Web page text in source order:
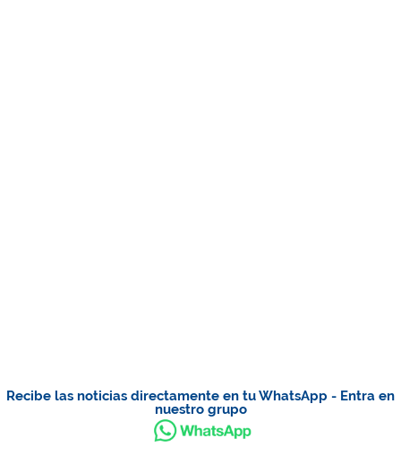
Recibe las noticias directamente en tu WhatsApp - Entra en
nuestro grupo